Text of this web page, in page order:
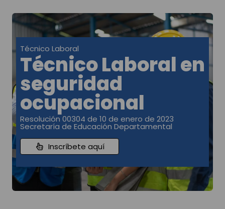
Técnico Laboral
Técnico Laboral en
seguridad
ocupacional
Resolución 00304 de 10 de enero de 2023
Secretaría de Educación Departamental
Inscríbete aquí